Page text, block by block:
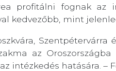
profitálni fognak az
kedvezőbb, mint
Szentpétervárra
az
intézkedés hatására. –